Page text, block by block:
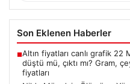
Son Eklenen Haberler
■Altın fiyatları canlı grafik 22
düştü mü, çıktı mı? Gram,
fiyatları